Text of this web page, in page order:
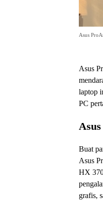
Asus
Asus
laptop
PC
Buat
Asus
HX
grafis,